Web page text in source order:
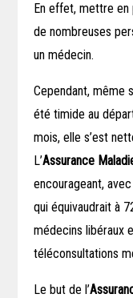
En effet, mettre
de nombreuses
un médecin.
Cependant, même
été timide au
mois, elle s’est
L’Assurance
encourageant,
qui équivaudrait à
médecins libéraux
téléconsultations
Le but de l’